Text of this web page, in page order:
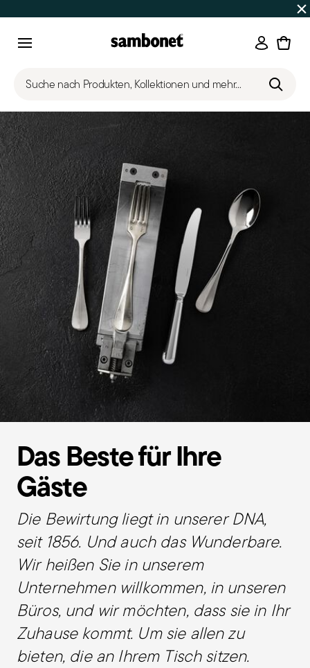
Bis zu 50% Rabatt | Bestellungen 7.–16.
Suche nach Produkten, Kollektionen und mehr...
Das Beste für Ihre
Gäste
Die Bewirtung liegt in unserer DNA,
seit 1856. Und auch das Wunderbare.
Wir heißen Sie in unserem
Unternehmen willkommen, in unseren
Büros, und wir möchten, dass sie in Ihr
Zuhause kommt. Um sie allen zu
bieten, die an Ihrem Tisch sitzen.